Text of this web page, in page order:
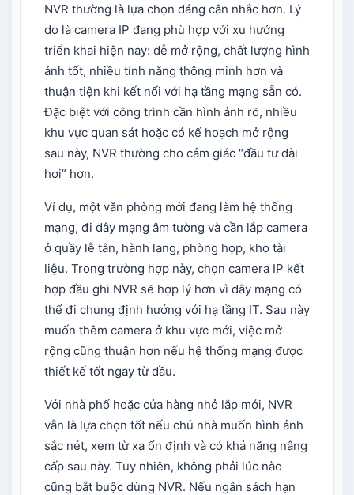
NVR thường là lựa chọn đáng cân nhắc hơn. Lý
do là camera IP đang phù hợp với xu hướng
triển khai hiện nay: dễ mở rộng, chất lượng hình
ảnh tốt, nhiều tính năng thông minh hơn và
thuận tiện khi kết nối với hạ tầng mạng sẵn có.
Đặc biệt với công trình cần hình ảnh rõ, nhiều
khu vực quan sát hoặc có kế hoạch mở rộng
sau này, NVR thường cho cảm giác “đầu tư dài
hơi” hơn.
Ví dụ, một văn phòng mới đang làm hệ thống
mạng, đi dây mạng âm tường và cần lắp camera
ở quầy lễ tân, hành lang, phòng họp, kho tài
liệu. Trong trường hợp này, chọn camera IP kết
hợp đầu ghi NVR sẽ hợp lý hơn vì dây mạng có
thể đi chung định hướng với hạ tầng IT. Sau này
muốn thêm camera ở khu vực mới, việc mở
rộng cũng thuận hơn nếu hệ thống mạng được
thiết kế tốt ngay từ đầu.
Với nhà phố hoặc cửa hàng nhỏ lắp mới, NVR
vẫn là lựa chọn tốt nếu chủ nhà muốn hình ảnh
sắc nét, xem từ xa ổn định và có khả năng nâng
cấp sau này. Tuy nhiên, không phải lúc nào
cũng bắt buộc dùng NVR. Nếu ngân sách hạn